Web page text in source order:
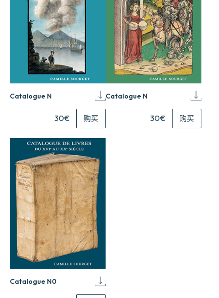
Catalogue N
30€ 购买
Catalogue N
30€ 购买
Catalogue N0